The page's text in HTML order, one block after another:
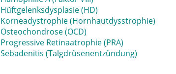
Hüftgelenksdysplasie (HD)
Korneadystrophie (Hornhautdysstrophie)
Osteochondrose (OCD)
Progressive Retinaatrophie (PRA)
Sebadenitis (Talgdrüsenentzündung)